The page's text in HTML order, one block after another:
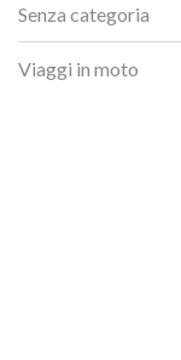
Senza categoria
Viaggi in moto